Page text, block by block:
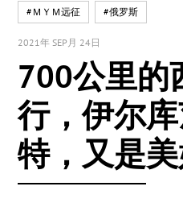
#ＭＹＭ远征 #俄罗斯
2021年 SEP月 24日
700公里的
行，伊尔
特，又是美